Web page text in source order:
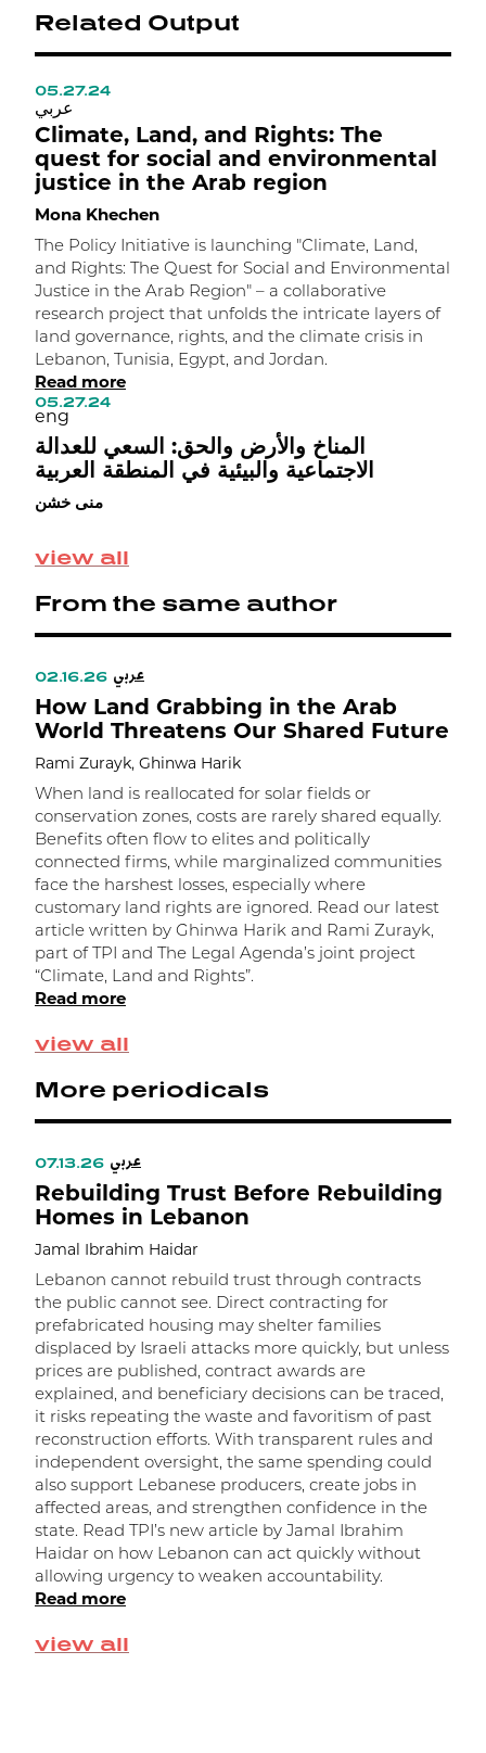
Related Output
view all
05.27.24
عربي
Climate, Land, and Rights: The
quest for social and environmental
justice in the Arab region
Mona Khechen
The Policy Initiative is launching "Climate, Land,
and Rights: The Quest for Social and Environmental
Justice in the Arab Region" – a collaborative
research project that unfolds the intricate layers of
land governance, rights, and the climate crisis in
Lebanon, Tunisia, Egypt, and Jordan.
Read more
05.27.24
eng
المناخ والأرض والحق: السعي للعدالة
الاجتماعية والبيئية في المنطقة العربية
منى خشن
From the same author
view all
02.16.26 عربي
How Land Grabbing in the Arab
World Threatens Our Shared Future
Rami Zurayk, Ghinwa Harik
When land is reallocated for solar fields or
conservation zones, costs are rarely shared equally.
Benefits often flow to elites and politically
connected firms, while marginalized communities
face the harshest losses, especially where
customary land rights are ignored. Read our latest
article written by Ghinwa Harik and Rami Zurayk,
part of TPI and The Legal Agenda’s joint project
“Climate, Land and Rights”.
Read more
More periodicals
view all
07.13.26 عربي
Rebuilding Trust Before Rebuilding
Homes in Lebanon
Jamal Ibrahim Haidar
Lebanon cannot rebuild trust through contracts
the public cannot see. Direct contracting for
prefabricated housing may shelter families
displaced by Israeli attacks more quickly, but unless
prices are published, contract awards are
explained, and beneficiary decisions can be traced,
it risks repeating the waste and favoritism of past
reconstruction efforts. With transparent rules and
independent oversight, the same spending could
also support Lebanese producers, create jobs in
affected areas, and strengthen confidence in the
state. Read TPI’s new article by Jamal Ibrahim
Haidar on how Lebanon can act quickly without
allowing urgency to weaken accountability.
Read more